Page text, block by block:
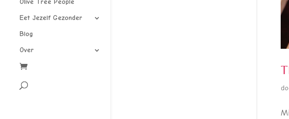
Olive Tree People
Eet Jezelf Gezonder
Blog
Over